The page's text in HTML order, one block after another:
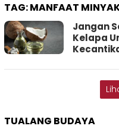
TAG:MANFAAT
Jangan
Kelapa
TUALANG BUDAYA